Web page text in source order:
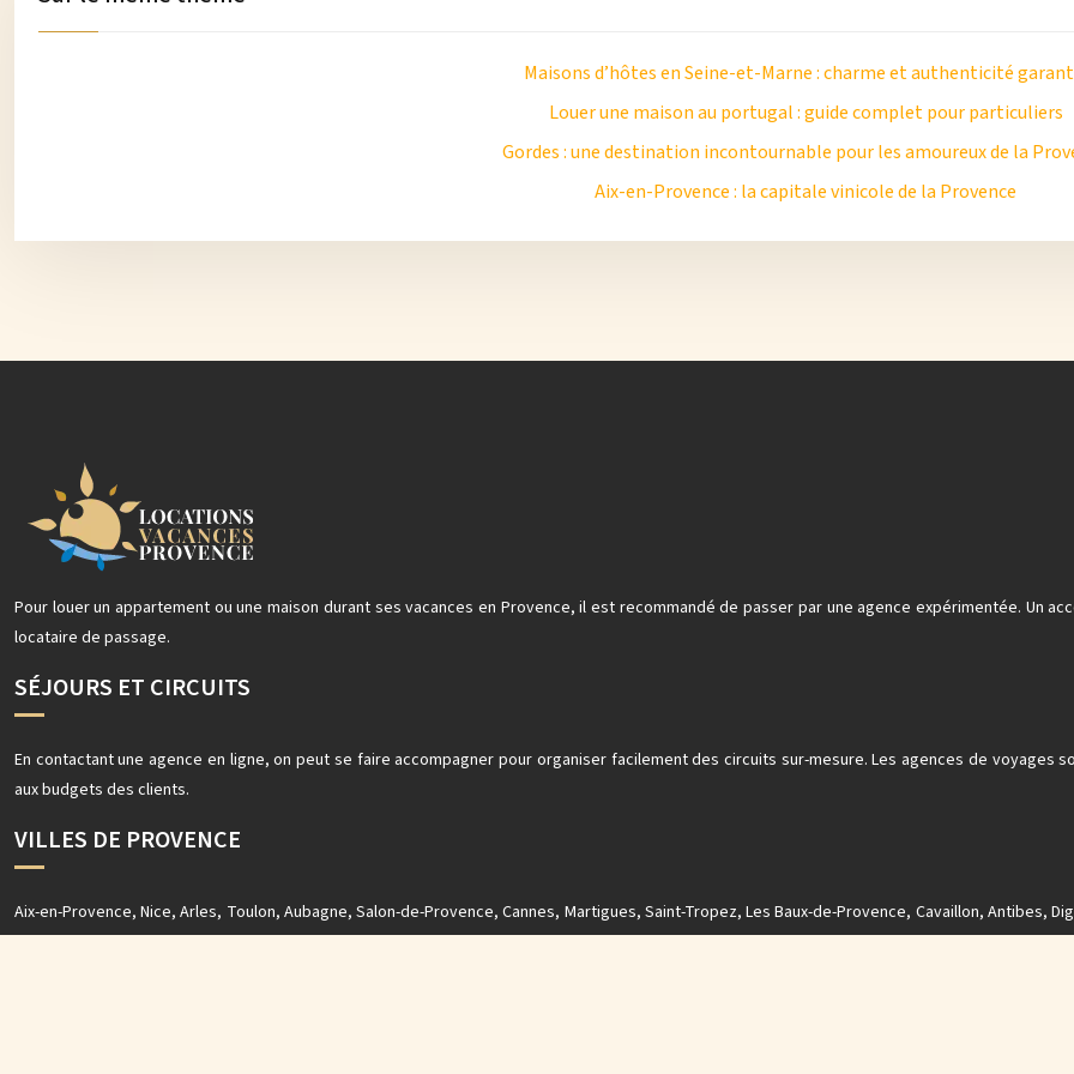
Maisons d’hôtes en Seine-et-Marne : charme et authenticité
Louer une maison au portugal : guide complet pour particuliers
Gordes : une destination incontournable pour les amoureux de la
Aix-en-Provence : la capitale vinicole de la Provence
Pour louer un appartement ou une maison durant ses vacances en Provence, il est recommandé de passer par une agence expérimentée. Un
locataire de passage.
SÉJOURS ET CIRCUITS
En contactant une agence en ligne, on peut se faire accompagner pour organiser facilement des circuits sur-mesure. Les agences de
aux budgets des clients.
VILLES DE PROVENCE
Aix-en-Provence, Nice, Arles, Toulon, Aubagne, Salon-de-Provence, Cannes, Martigues, Saint-Tropez, Les Baux-de-Provence, Cavaillon, Antibes,
vacanciers pourront visiter plusieurs villes et villages chaleureux.